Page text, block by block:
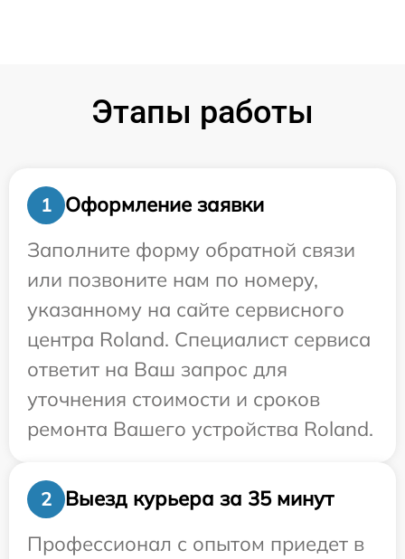
Этапы работы
1
Оформление заявки
Заполните форму обратной связи
или позвоните нам по номеру,
указанному на сайте сервисного
центра Roland. Специалист сервиса
ответит на Ваш запрос для
уточнения стоимости и сроков
ремонта Вашего устройства Roland.
2
Выезд курьера за 35 минут
Профессионал с опытом приедет в